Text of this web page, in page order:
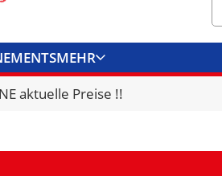
MEHR
KONTAKT
aktuelle Preise !!